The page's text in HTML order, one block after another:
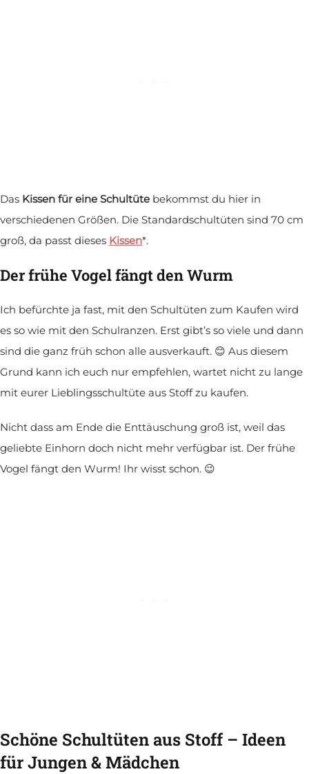
Das Kissen für eine Schultüte bekommst du hier in
verschiedenen Größen. Die Standardschultüten sind 70 cm
groß, da passt dieses Kissen*.
Der frühe Vogel fängt den Wurm
Ich befürchte ja fast, mit den Schultüten zum Kaufen wird
es so wie mit den Schulranzen. Erst gibt’s so viele und dann
sind die ganz früh schon alle ausverkauft. 😊 Aus diesem
Grund kann ich euch nur empfehlen, wartet nicht zu lange
mit eurer Lieblingsschultüte aus Stoff zu kaufen.
Nicht dass am Ende die Enttäuschung groß ist, weil das
geliebte Einhorn doch nicht mehr verfügbar ist. Der frühe
Vogel fängt den Wurm! Ihr wisst schon. 😉
Schöne Schultüten aus Stoff – Ideen
für Jungen & Mädchen